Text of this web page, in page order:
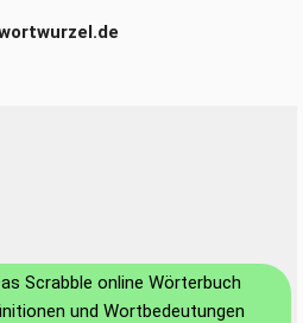
Scrabble online Wörterbuch
und Wortbedeutungen